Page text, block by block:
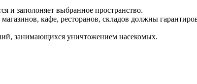
и заполоняет выбранное пространство.
кафе, ресторанов, складов должны
занимающихся уничтожением насекомых.